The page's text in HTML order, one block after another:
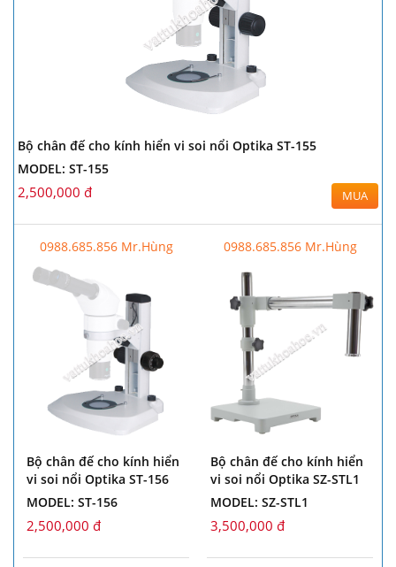
Bộ chân đế cho kính hiển vi soi nổi Optika ST-155
MODEL: ST-155
2,500,000 đ MUA
0988.685.856 Mr.Hùng
Bộ chân đế cho kính hiển
vi soi nổi Optika ST-156
MODEL: ST-156
2,500,000 đ
0988.685.856 Mr.Hùng
Bộ chân đế cho kính hiển
vi soi nổi Optika SZ-STL1
MODEL: SZ-STL1
3,500,000 đ